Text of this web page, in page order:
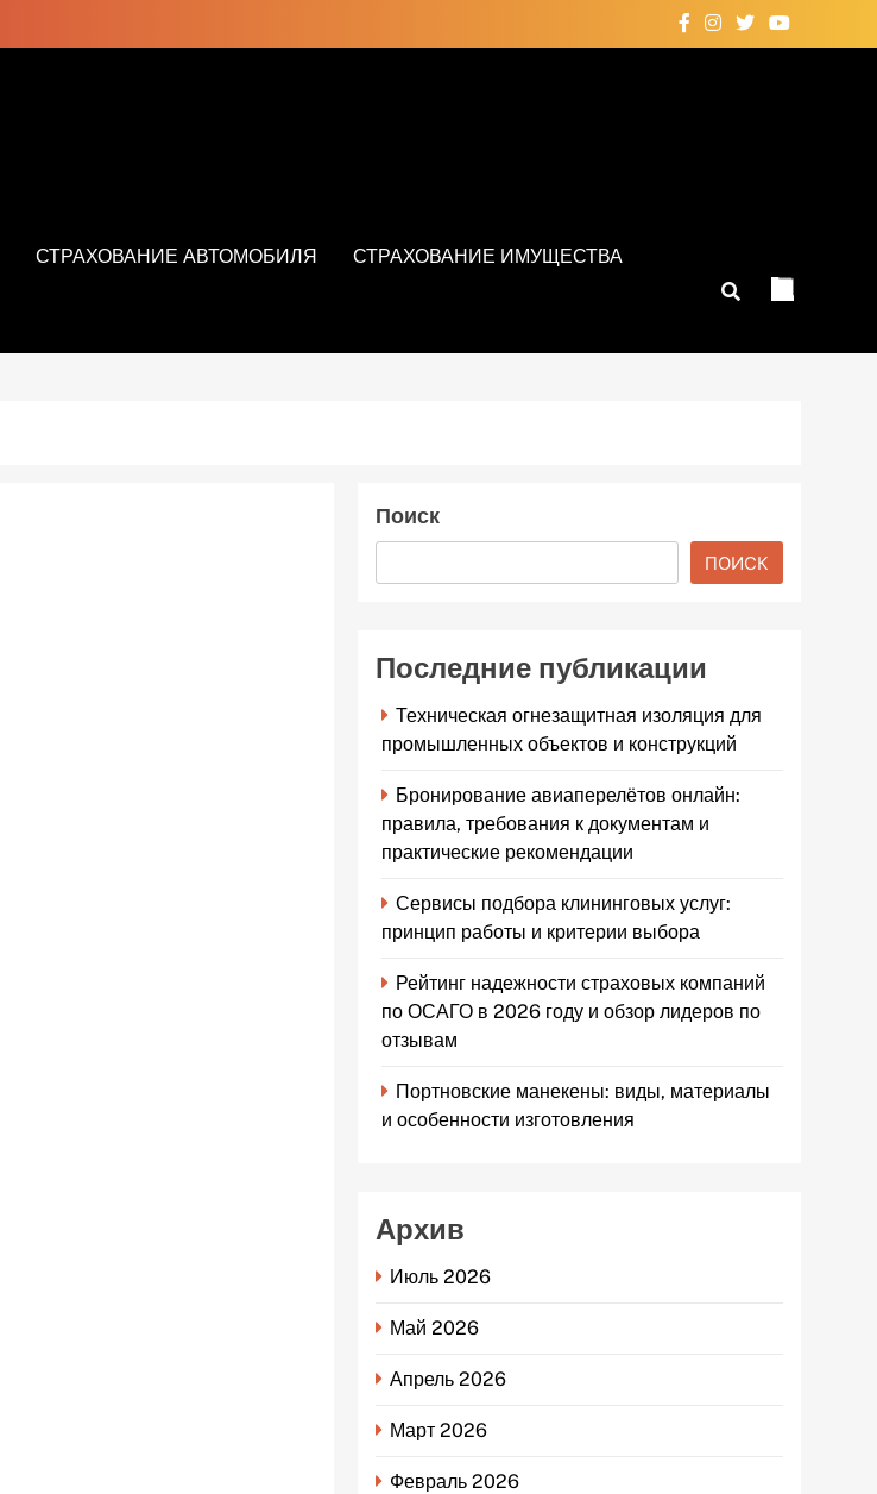
СТРАХОВАНИЕ АВТОМОБИЛЯ СТРАХОВАНИЕ ИМУЩЕСТВА
Поиск
ПОИСК
Последние публикации
Техническая огнезащитная изоляция для
промышленных объектов и конструкций
Бронирование авиаперелётов онлайн:
правила, требования к документам и
практические рекомендации
Сервисы подбора клининговых услуг:
принцип работы и критерии выбора
Рейтинг надежности страховых компаний
по ОСАГО в 2026 году и обзор лидеров по
отзывам
Портновские манекены: виды, материалы
и особенности изготовления
Архив
Июль 2026
Май 2026
Апрель 2026
Март 2026
Февраль 2026